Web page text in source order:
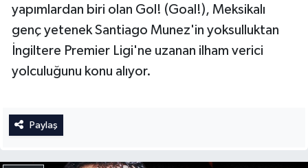
yapımlardan biri olan Gol! (Goal!), Meksikalı
genç yetenek Santiago Munez'in yoksulluktan
İngiltere Premier Ligi'ne uzanan ilham verici
yolculuğunu konu alıyor.
Paylaş